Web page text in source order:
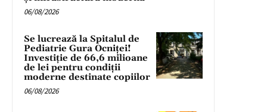
06/08/2026
Se lucrează la Spitalul de
Pediatrie Gura Ocniței!
Investiție de 66,6 milioane
de lei pentru condiții
moderne destinate copiilor
06/08/2026